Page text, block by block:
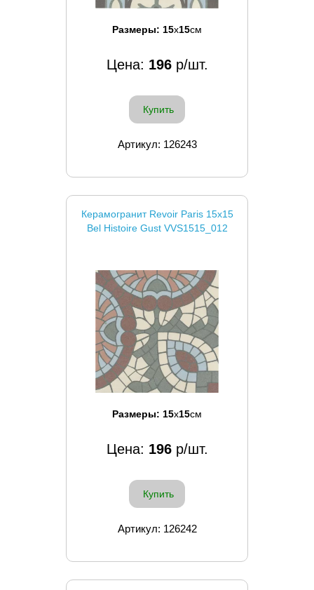
Размеры: 15x15см
Цена: 196р/шт.
Купить
Артикул: 126243
Керамогранит Revoir Paris 15x15
Bel Histoire Gust VVS1515_012
Размеры: 15x15см
Цена: 196р/шт.
Купить
Артикул: 126242